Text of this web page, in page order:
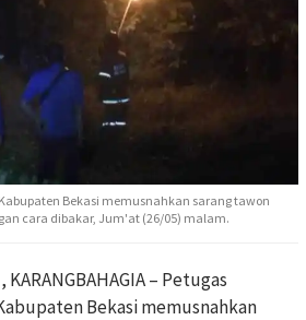
Bekasi memusnahkan sarang tawon
cara dibakar, Jum'at (26/05) malam.
KARANGBAHAGIA – Petugas
Bekasi memusnahkan